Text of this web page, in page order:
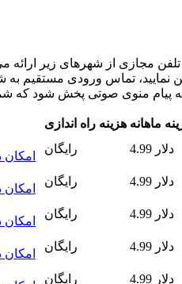
نمایید، تماس ورودی مستقیم به
هزینه راه اندازی ماهانه
امکان
رایگان 4.99 دلار
امکان
رایگان 4.99 دلار
امکان
رایگان 4.99 دلار
امکان
رایگان 4.99 دلار
رایگان 4.99 دلار